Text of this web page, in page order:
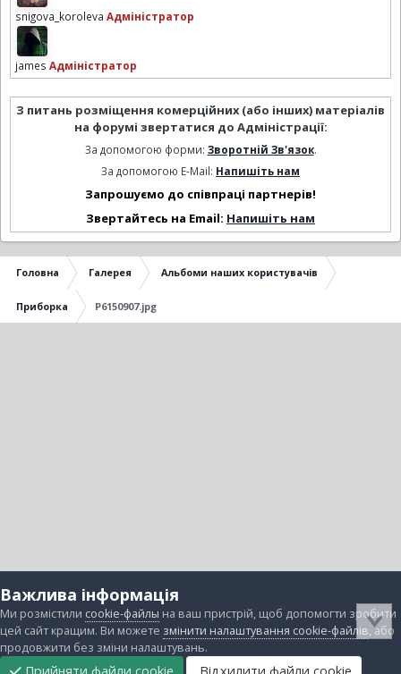
snigova_koroleva Адміністратор
james Адміністратор
З питань розміщення комерційних (або інших) матеріалів
на форумі звертатися до Адміністрації:
За допомогою форми: Зворотній Зв'язок.
За допомогою E-Mail: Напишіть нам
Запрошуємо до співпраці партнерів!
Звертайтесь на Email: Напишіть нам
Головна Галерея Альбоми наших користувачів
Приборка P6150907.jpg
Важлива інформація
Ми розмістили cookie-файлы на ваш пристрій, щоб допомогти зробити
цей сайт кращим. Ви можете змінити налаштування cookie-файлів, або
продовжити без зміни налаштувань.